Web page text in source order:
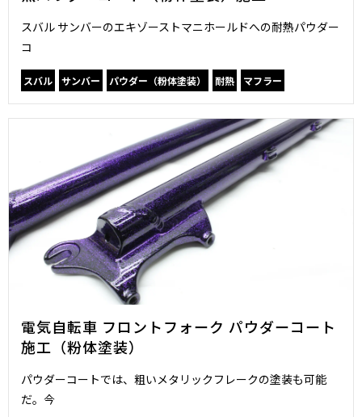
スバル サンバーのエキゾーストマニホールドへの耐熱パウダー
コ
スバル サンバー パウダー（粉体塗装） 耐熱 マフラー
電気自転車 フロントフォーク パウダーコート
施工（粉体塗装）
パウダーコートでは、粗いメタリックフレークの塗装も可能
だ。今